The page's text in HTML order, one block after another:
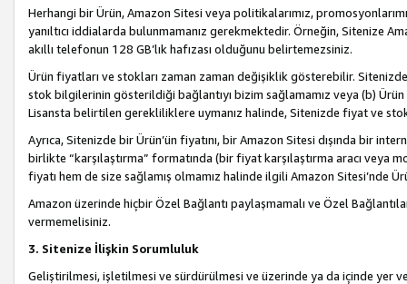
Herhangi bir Ürün, Amazon Sitesi veya politikalarımız,
yanıltıcı iddialarda bulunmamanız gerekmektedir. Örneğin, Sitenize
akıllı telefonun 128 GB’lık hafızası olduğunu belirtemezsiniz.
Ürün fiyatları ve stokları zaman zaman değişiklik gösterebilir.
stok bilgilerinin gösterildiği bağlantıyı bizim sağlamamız veya (b)
Lisansta belirtilen gerekliliklere uymanız halinde, Sitenizde fiyat ve
Ayrıca, Sitenizde bir Ürün’ün fiyatını, bir Amazon Sitesi dışında bir
birlikte “karşılaştırma” formatında (bir fiyat karşılaştırma aracı veya
fiyatı hem de size sağlamış olmamız halinde ilgili Amazon Sitesi’nde
Amazon üzerinde hiçbir Özel Bağlantı paylaşmamalı ve Özel
vermemelisiniz.
3. Sitenize İlişkin Sorumluluk
Geliştirilmesi, işletilmesi ve sürdürülmesi ve üzerinde ya da içinde yer